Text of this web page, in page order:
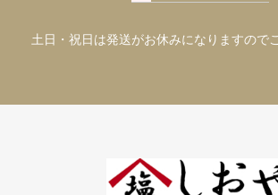
土日・祝日は発送がお休みになりますので